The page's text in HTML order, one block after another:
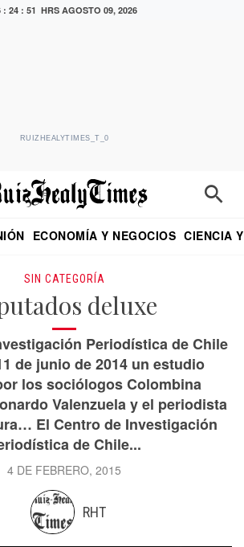
: 24 : 52 HRS AGOSTO 09, 2026
RUIZHEALYTIMES_T_0
ECONOMÍA Y NEGOCIOS CIENCIA
SIN CATEGORÍA
deluxe
Periodística de Chile
de junio de 2014 un estudio
los sociólogos Colombina
Valenzuela y el periodista
El Centro de Investigación
de Chile...
4 DE FEBRERO, 2015
RHT